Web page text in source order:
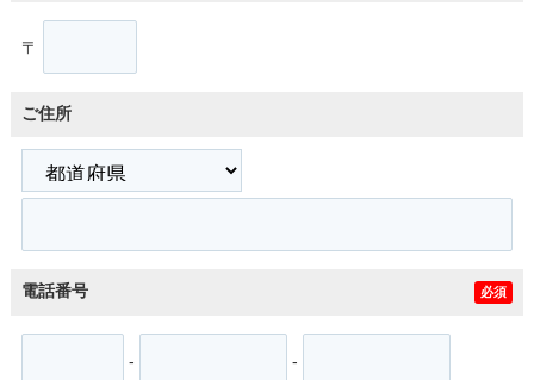
〒
ご住所
電話番号 必須
- -